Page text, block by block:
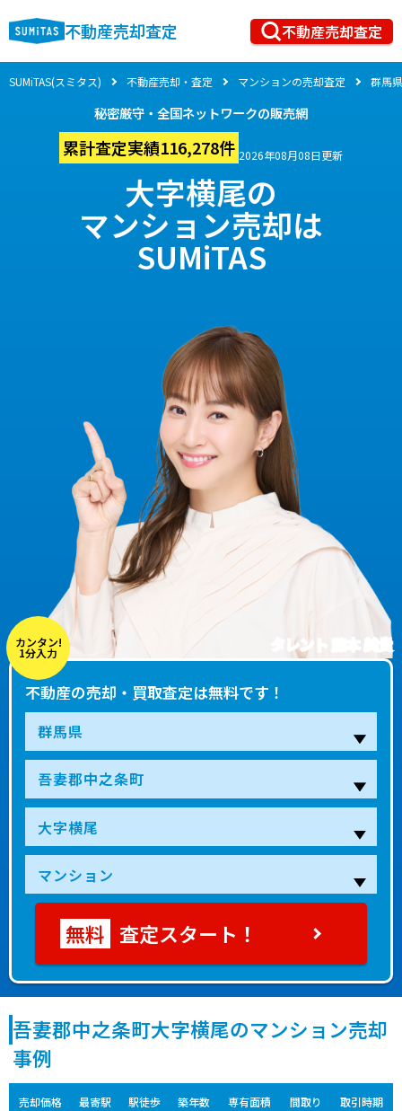
不動産売却査定 不動産売却査定
SUMiTAS(スミタス) 不動産売却・査定 マンションの売却査定 群馬県
秘密厳守・全国ネットワークの販売網
累計査定実績116,278件 2026年08月08日更新
大字横尾の
マンション売却は
SUMiTAS
タレント 藤本 美貴
カンタン!
1分入力
不動産の売却・買取査定は無料です！
査定スタート！
吾妻郡中之条町大字横尾のマンション売却
事例
売却価格 最寄駅 駅徒歩 築年数 専有面積 間取り 取引時期